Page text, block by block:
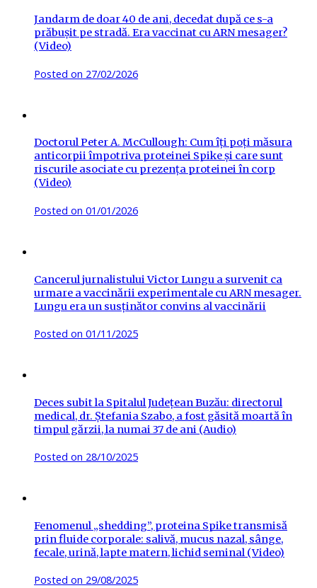
Jandarm de doar 40 de ani, decedat după ce s-a
prăbușit pe stradă. Era vaccinat cu ARN mesager?
(Video)
Posted on 27/02/2026
Doctorul Peter A. McCullough: Cum îți poți măsura
anticorpii împotriva proteinei Spike și care sunt
riscurile asociate cu prezența proteinei în corp
(Video)
Posted on 01/01/2026
Cancerul jurnalistului Victor Lungu a survenit ca
urmare a vaccinării experimentale cu ARN mesager.
Lungu era un susținător convins al vaccinării
Posted on 01/11/2025
Deces subit la Spitalul Județean Buzău: directorul
medical, dr. Ștefania Szabo, a fost găsită moartă în
timpul gărzii, la numai 37 de ani (Audio)
Posted on 28/10/2025
Fenomenul „shedding”, proteina Spike transmisă
prin fluide corporale: salivă, mucus nazal, sânge,
fecale, urină, lapte matern, lichid seminal (Video)
Posted on 29/08/2025